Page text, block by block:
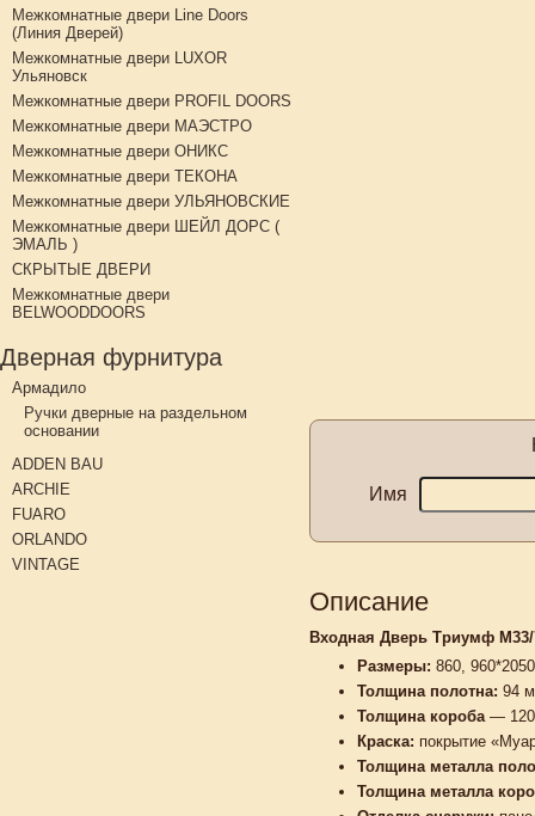
Межкомнатные двери Line Doors
(Линия Дверей)
Межкомнатные двери LUXOR
Ульяновск
Межкомнатные двери PROFIL DOORS
Межкомнатные двери МАЭСТРО
Межкомнатные двери ОНИКС
Межкомнатные двери ТЕКОНА
Межкомнатные двери УЛЬЯНОВСКИЕ
Межкомнатные двери ШЕЙЛ ДОРС (
ЭМАЛЬ )
СКРЫТЫЕ ДВЕРИ
Межкомнатные двери
BELWOODDOORS
Дверная фурнитура
Армадило
Ручки дверные на раздельном
основании
ADDEN BAU
ARCHIE
FUARO
ORLANDO
VINTAGE
Имя
Описание
Входная Дверь Триумф
Размеры: 860,
Толщина полотна: 94
Толщина короба —
Краска: покрытие
Толщина металла
Толщина металла